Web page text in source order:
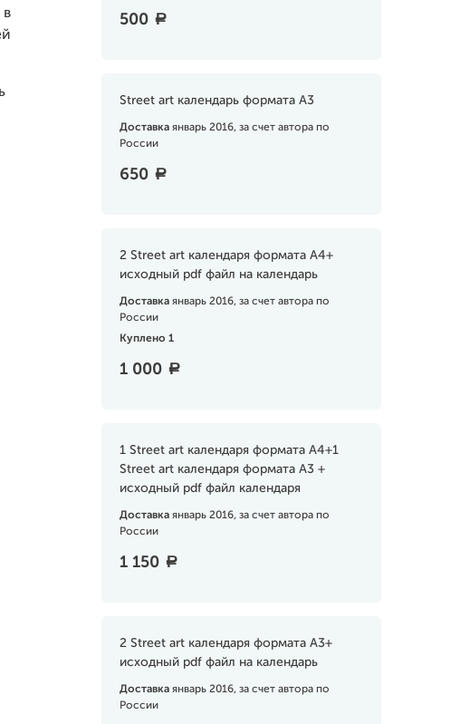
500 a
Street art календарь формата А3
Доставка январь 2016, за счет автора по
России
650 a
2 Street art календаря формата А4+
исходный pdf файл на календарь
Доставка январь 2016, за счет автора по
России
Куплено 1
1 000 a
1 Street art календаря формата А4+1
Street art календаря формата А3 +
исходный pdf файл календаря
Доставка январь 2016, за счет автора по
России
1 150 a
2 Street art календаря формата А3+
исходный pdf файл на календарь
Доставка январь 2016, за счет автора по
России